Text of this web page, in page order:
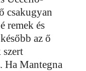
csakugyan
remek és
az ő
szert
Ha Mantegna